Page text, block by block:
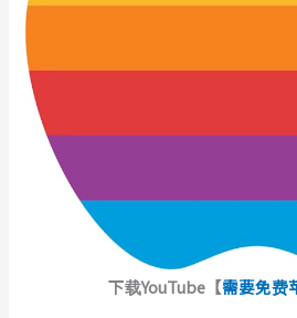
下载YouTube【需要免费